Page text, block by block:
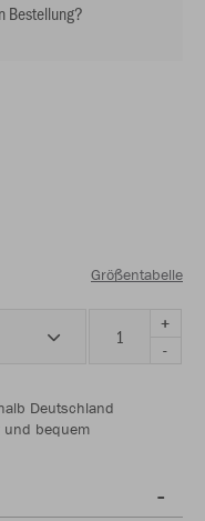
Bestellung?
Größentabelle
+
-
Deutschland
bequem